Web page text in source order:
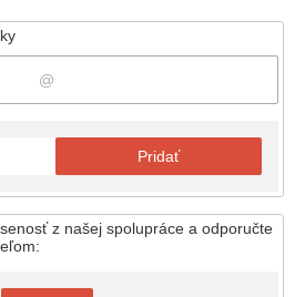
Pridať
z našej spolupráce a odporučte